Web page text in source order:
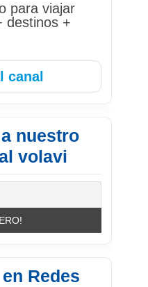
para viajar
destinos +
canal
nuestro
volavi
Redes